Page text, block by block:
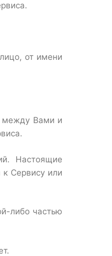
от имени
между Вами и
Настоящие
к Сервису или
либо частью